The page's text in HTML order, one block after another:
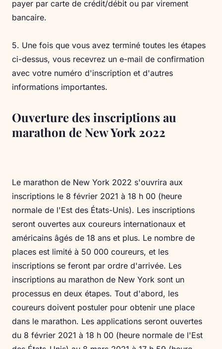
payer par carte de crédit/débit ou par virement
bancaire.
5. Une fois que vous avez terminé toutes les étapes
ci-dessus, vous recevrez un e-mail de confirmation
avec votre numéro d'inscription et d'autres
informations importantes.
Ouverture des inscriptions au
marathon de New York 2022
Le marathon de New York 2022 s'ouvrira aux
inscriptions le 8 février 2021 à 18 h 00 (heure
normale de l'Est des États-Unis). Les inscriptions
seront ouvertes aux coureurs internationaux et
américains âgés de 18 ans et plus. Le nombre de
places est limité à 50 000 coureurs, et les
inscriptions se feront par ordre d'arrivée. Les
inscriptions au marathon de New York sont un
processus en deux étapes. Tout d'abord, les
coureurs doivent postuler pour obtenir une place
dans le marathon. Les applications seront ouvertes
du 8 février 2021 à 18 h 00 (heure normale de l'Est